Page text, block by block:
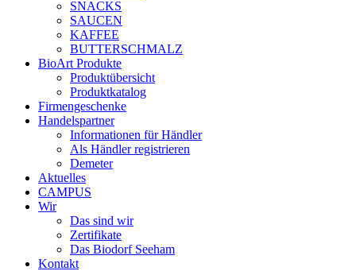
SNACKS
SAUCEN
KAFFEE
BUTTERSCHMALZ
BioArt Produkte
Produktübersicht
Produktkatalog
Firmengeschenke
Handelspartner
Informationen für Händler
Als Händler registrieren
Demeter
Aktuelles
CAMPUS
Wir
Das sind wir
Zertifikate
Das Biodorf Seeham
Kontakt